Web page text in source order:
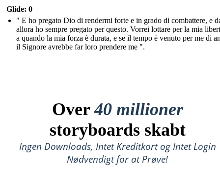
Glide: 0
" E ho pregato Dio di rendermi forte e in grado di combattere, e
allora ho sempre pregato per questo. Vorrei lottare per la mia
a quando la mia forza è durata, e se il tempo è venuto per me di
il Signore avrebbe far loro prendere me ".
Over40 millioner
storyboards skabt
Ingen Downloads, Intet Kreditkort og Intet Login
Nødvendigt for at Prøve!